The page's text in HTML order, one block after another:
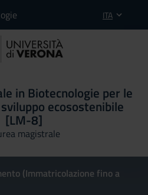
ITA
in Biotecnologie per le
ecosostenibile
[LM-8]
magistrale
(Immatricolazione fino a